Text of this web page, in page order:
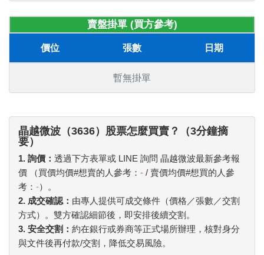
賣盤掛單 (買方參考)
價位 張數 日期
暫無掛單
晶越微波（3636）股票怎麼買賣？（3分鐘摘
要）
1. 詢價： 透過下方表單或 LINE 詢問 晶越微波最新參考報
價 （買價均價#想賣的人參考： - / 賣價均價#想買的人參
考： -）。
2. 成交確認： 由專人提供可成交條件（價格／張數／交割
方式）。雙方確認細節後，即安排後續交割。
3. 安全交割： 約在銀行或券商等正式場所辦理，核對身分
與文件後再付款/交割，降低交易風險。